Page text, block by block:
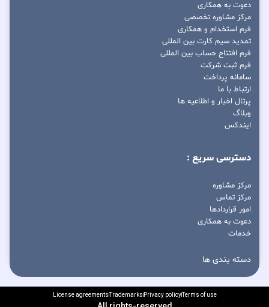
دعوت به همکاری
مرکز مشاوره تخصصی
فرم استخدام و همکاری
تمدید سیم کارت بین المللی
فرم افتتاح حساب بین المللی
فرم ثبت شرکت
سامانه پرداخت
ارتباط با ما
پرتال اخبار و اطلاعیه ها
وبلاگ
ایندکس
دسترسی سریع :
مرکز مشاوره
مرکز تماس
امور قراردادها
دعوت به همکاری
خدمات
دسته بندی ها
Terms of use
Privacy policy
Trademarks
License agreements